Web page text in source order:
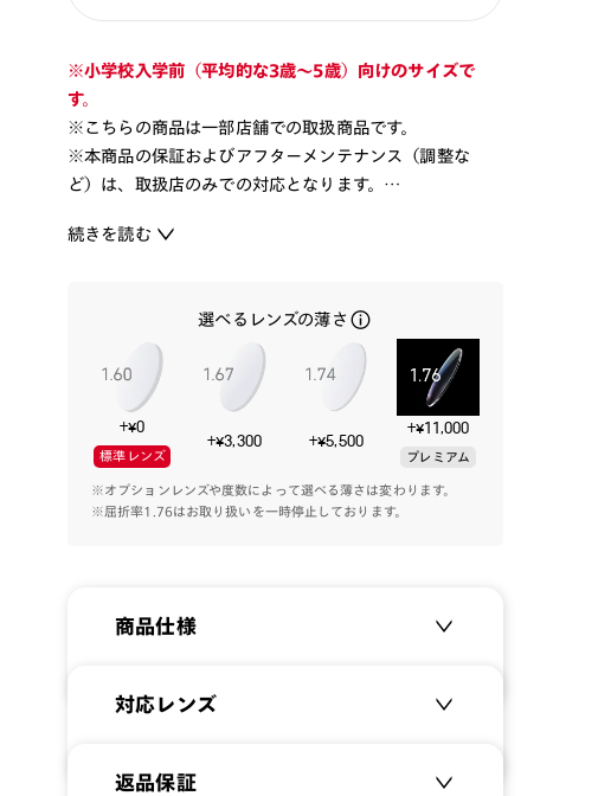
※小学校入学前（平均的な3歳～5歳）向けのサイズで
す。
※こちらの商品は一部店舗での取扱商品です。
※本商品の保証およびアフターメンテナンス（調整な
ど）は、取扱店のみでの対応となります。
幼児世代の弱視治療や、近年増加傾向の若年近視世代に向
成長過程のお子様が、安全・最適な状態でメガネを装用出
来るよう、調整可能で肌への配慮をした、シリコン製の
パッドを採用。
テンプルの長さも、無段階調整可能な仕様にすることで、
どんなお子様にもフィットさせることを目指しました。
また、フレーム全体で金属部分を内面にすることで、成長
過程の肌への接触をしないよう最大限の配慮をしており
欲しいと選定したフレームです。
専用のメガネケースとメガネバンドが付属します。
続きを読む
選べるレンズの薄さ
+¥0
標準レンズ
+¥3,300 +¥5,500
+¥11,000
プレミアム
※オプションレンズや度数によって選べる薄さは変わります。
※屈折率1.76はお取り扱いを一時停止しております。
商品仕様
商品名：
サイズ：
対応レンズ
クリアレンズ（常用・老眼鏡用）
返品保証